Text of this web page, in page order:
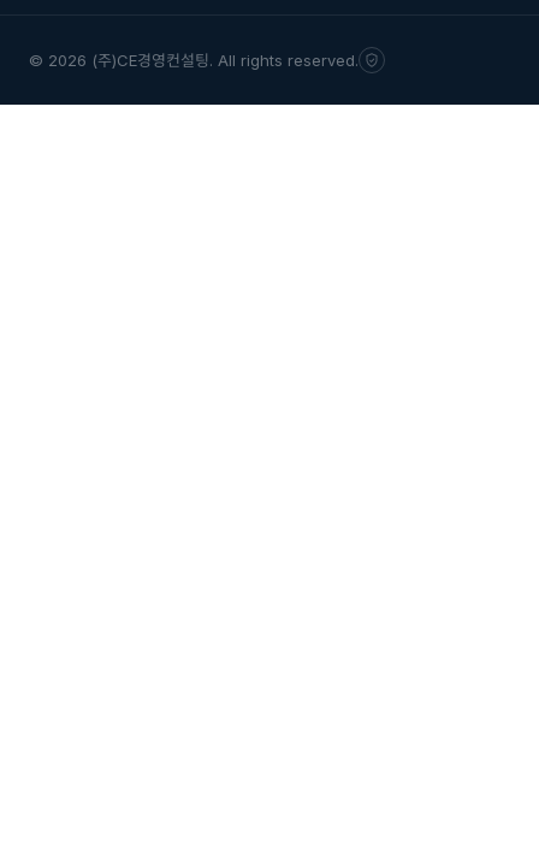
© 2026 (주)CE경영컨설팅. All rights reserved.